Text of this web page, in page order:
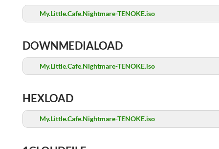
My.Little.Cafe.Nightmare-TENOKE.iso
DOWNMEDIALOAD
My.Little.Cafe.Nightmare-TENOKE.iso
HEXLOAD
My.Little.Cafe.Nightmare-TENOKE.iso